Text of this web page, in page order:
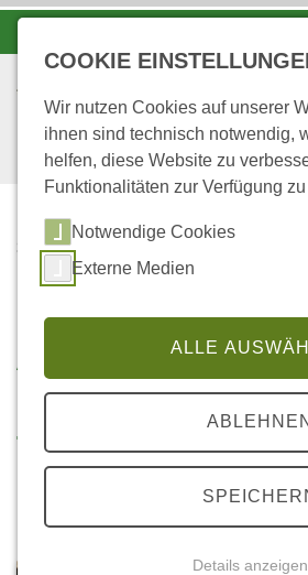
STARTSEITE
...
ANGEBOTE
Angebote
Themenauswahl
COOKIE
Wir nutzen Cookies auf unserer
ihnen sind technisch notwendig,
helfen, diese Website zu
Funktionalitäten zur Verfügung
Notwendige Cookies
Externe Medien
ALLE
ABLEHNEN
Details anzeigen